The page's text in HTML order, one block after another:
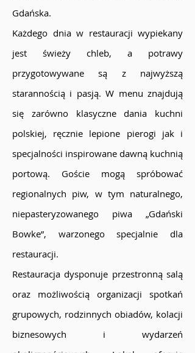
Gdańska.
Każdego dnia w restauracji wypiekany
jest świeży chleb, a potrawy
przygotowywane są z najwyższą
starannością i pasją. W menu znajdują
się zarówno klasyczne dania kuchni
polskiej, ręcznie lepione pierogi jak i
specjalności inspirowane dawną kuchnią
portową. Goście mogą spróbować
regionalnych piw, w tym naturalnego,
niepasteryzowanego piwa „Gdański
Bowke”, warzonego specjalnie dla
restauracji.
Restauracja dysponuje przestronną salą
oraz możliwością organizacji spotkań
grupowych, rodzinnych obiadów, kolacji
biznesowych i wydarzeń